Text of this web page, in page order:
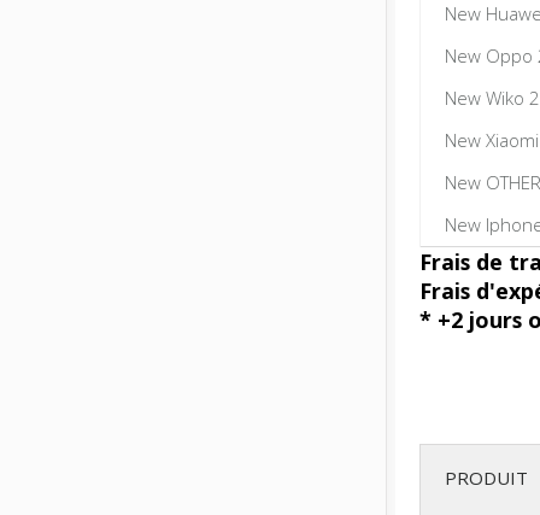
New
New Oppo
New Wiko
New
New
New
Frais de
Frais
* +2 jours
PRODUIT